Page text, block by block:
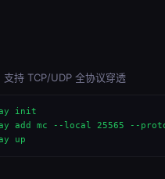
支持 TCP/UDP 全协议穿透
init
add mc --local 25565 --
up